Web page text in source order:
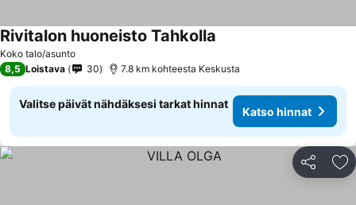
Koko talo/asunto
Rivitalon huoneisto Tahkolla
8,5 Loistava 30 7.8 km kohteesta Keskusta
Valitse päivät nähdäksesi tarkat hinnat
Katso hinnat
Jaa